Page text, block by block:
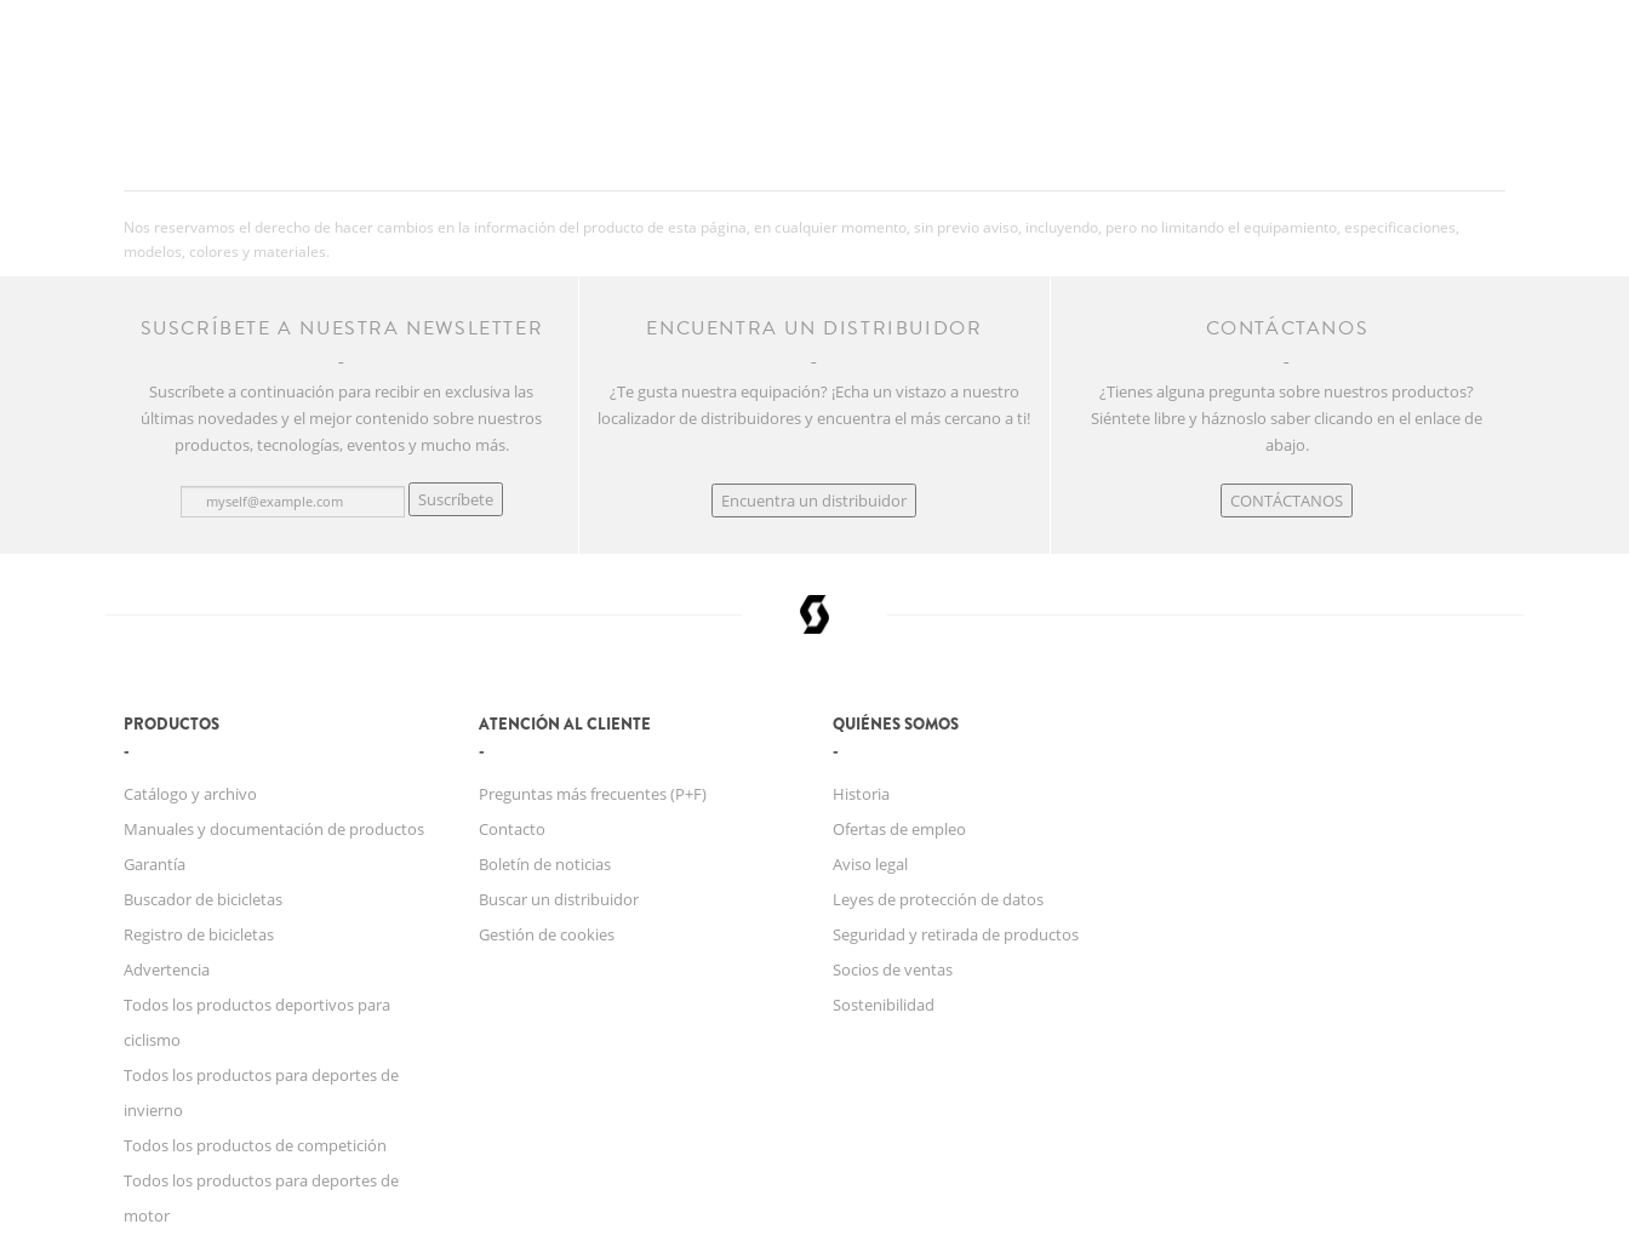
Nos reservamos el derecho de hacer cambios en la información del producto de esta página, en cualquier momento, sin previo aviso, incluyendo, pero no limitando el equipamiento, especificaciones,
modelos, colores y materiales.
SUSCRÍBETE A NUESTRA NEWSLETTER
Suscríbete a continuación para recibir en exclusiva las
últimas novedades y el mejor contenido sobre nuestros
productos, tecnologías, eventos y mucho más.
Suscríbete
ENCUENTRA UN DISTRIBUIDOR
¿Te gusta nuestra equipación? ¡Echa un vistazo a nuestro
localizador de distribuidores y encuentra el más cercano a ti!
Encuentra un distribuidor
CONTÁCTANOS
¿Tienes alguna pregunta sobre nuestros productos?
Siéntete libre y háznoslo saber clicando en el enlace de
abajo.
CONTÁCTANOS
PRODUCTOS
Catálogo y archivo
Manuales y documentación de productos
Garantía
Buscador de bicicletas
Registro de bicicletas
Advertencia
Todos los productos deportivos para
ciclismo
Todos los productos para deportes de
invierno
Todos los productos de competición
Todos los productos para deportes de
motor
ATENCIÓN AL CLIENTE
Preguntas más frecuentes (P+F)
Contacto
Boletín de noticias
Buscar un distribuidor
Gestión de cookies
QUIÉNES SOMOS
Historia
Ofertas de empleo
Aviso legal
Leyes de protección de datos
Seguridad y retirada de productos
Socios de ventas
Sostenibilidad